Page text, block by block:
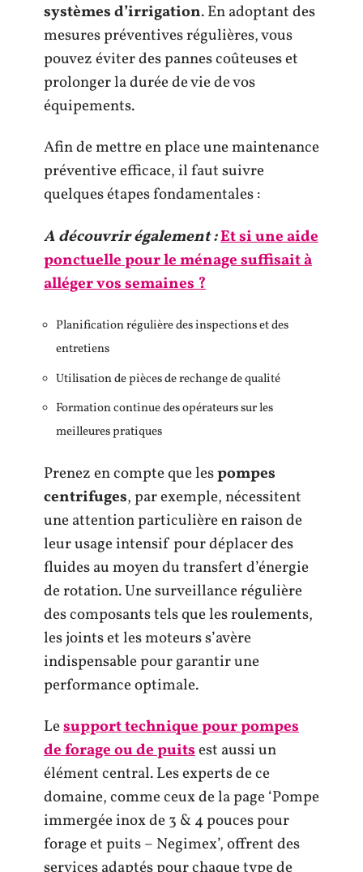
systèmes d’irrigation. En adoptant des
mesures préventives régulières, vous
pouvez éviter des pannes coûteuses et
prolonger la durée de vie de vos
équipements.
Afin de mettre en place une maintenance
préventive efficace, il faut suivre
quelques étapes fondamentales :
A découvrir également :Et si une aide
ponctuelle pour le ménage suffisait à
alléger vos semaines ?
Planification régulière des inspections et des
entretiens
Utilisation de pièces de rechange de qualité
Formation continue des opérateurs sur les
meilleures pratiques
Prenez en compte que lespompes
centrifuges, par exemple, nécessitent
une attention particulière en raison de
leur usage intensif pour déplacer des
fluides au moyen du transfert d’énergie
de rotation. Une surveillance régulière
des composants tels que les roulements,
les joints et les moteurs s’avère
indispensable pour garantir une
performance optimale.
Lesupport technique pour pompes
de forage ou de puitsest aussi un
élément central. Les experts de ce
domaine, comme ceux de la page ‘Pompe
immergée inox de 3 & 4 pouces pour
forage et puits – Negimex’, offrent des